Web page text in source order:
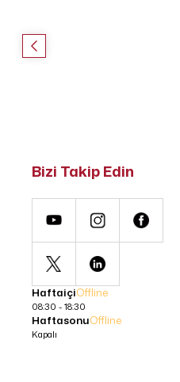
Bizi Takip Edin
HaftaiçiOffline
08:30 - 18:30
HaftasonuOffline
Kapalı